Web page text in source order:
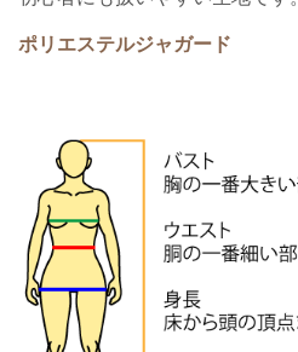
ポリエステルジャガード